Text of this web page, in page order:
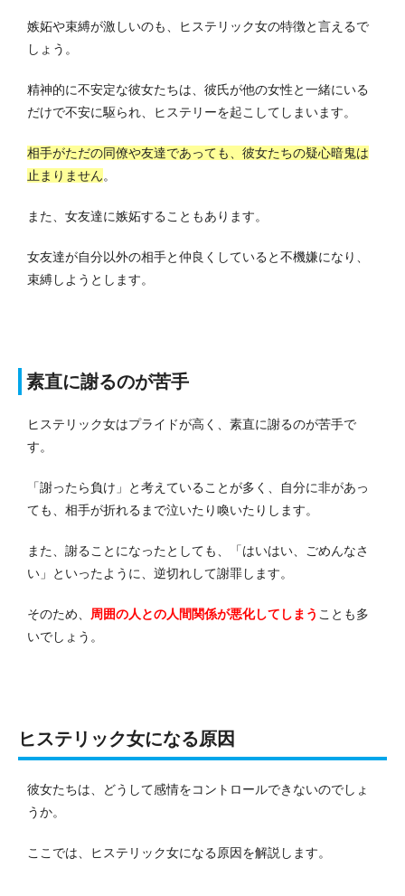
嫉妬や束縛が激しいのも、ヒステリック女の特徴と言えるで
しょう。
精神的に不安定な彼女たちは、彼氏が他の女性と一緒にいる
だけで不安に駆られ、ヒステリーを起こしてしまいます。
相手がただの同僚や友達であっても、彼女たちの疑心暗鬼は
止まりません。
また、女友達に嫉妬することもあります。
女友達が自分以外の相手と仲良くしていると不機嫌になり、
束縛しようとします。
素直に謝るのが苦手
ヒステリック女はプライドが高く、素直に謝るのが苦手で
す。
「謝ったら負け」と考えていることが多く、自分に非があっ
ても、相手が折れるまで泣いたり喚いたりします。
また、謝ることになったとしても、「はいはい、ごめんなさ
い」といったように、逆切れして謝罪します。
そのため、 周囲の人との人間関係が悪化してしまう ことも多
いでしょう。
ヒステリック女になる原因
彼女たちは、どうして感情をコントロールできないのでしょ
うか。
ここでは、ヒステリック女になる原因を解説します。